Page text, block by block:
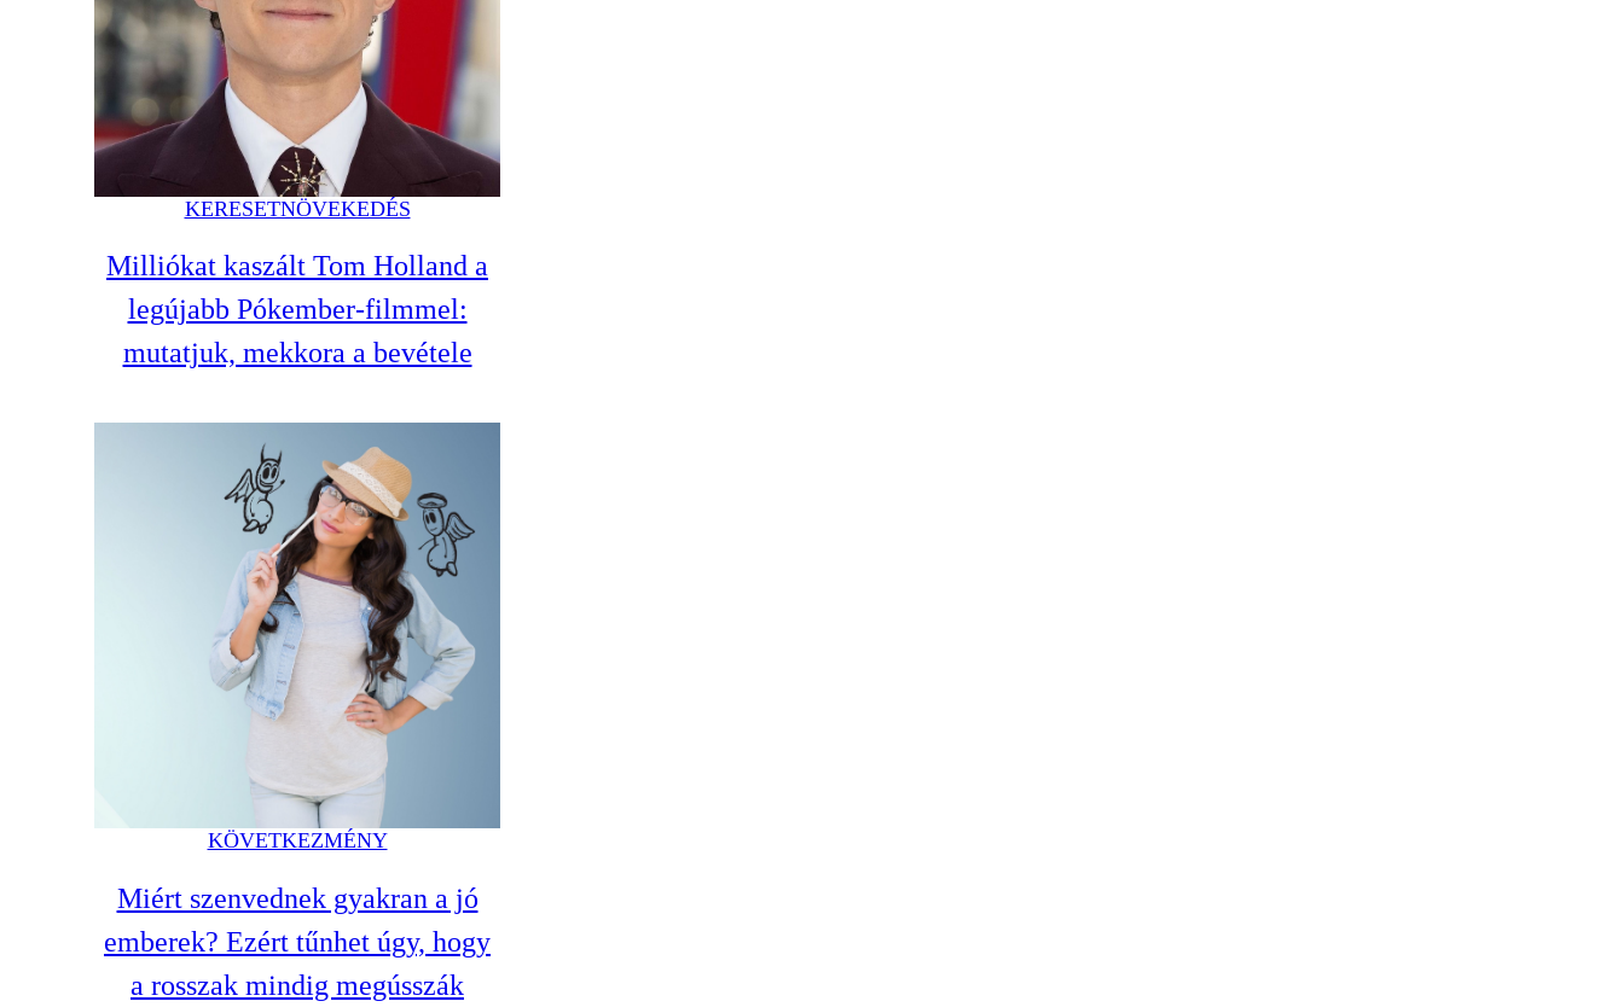
KERESETNÖVEKEDÉS
Milliókat kaszált Tom Holland a
legújabb Pókember-filmmel:
mutatjuk, mekkora a bevétele
KÖVETKEZMÉNY
Miért szenvednek gyakran a jó
emberek? Ezért tűnhet úgy, hogy
a rosszak mindig megússzák